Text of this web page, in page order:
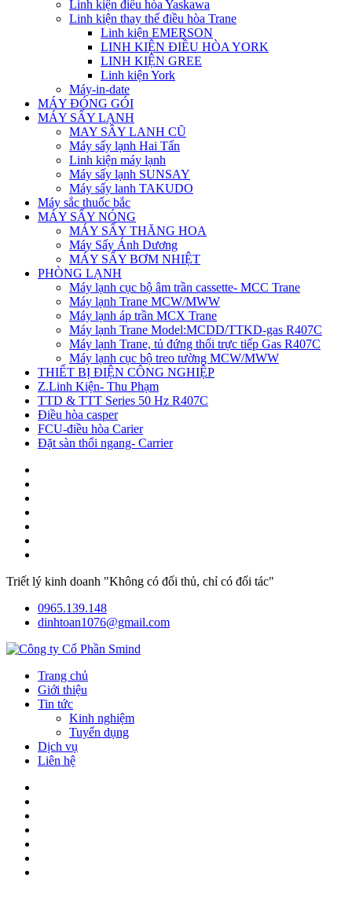
Linh kiện điều hòa Yaskawa
Linh kiện thay thế điều hòa Trane
Linh kiện EMERSON
LINH KIỆN ĐIỀU HÒA YORK
LINH KIỆN GREE
Linh kiện York
Máy-in-date
MÁY ĐÓNG GÓI
MÁY SẤY LẠNH
MAY SÂY LANH CŨ
Máy sấy lạnh Hai Tấn
Linh kiện máy lạnh
Máy sấy lạnh SUNSAY
Máy sấy lanh TAKUDO
Máy sắc thuốc bắc
MÁY SẤY NÓNG
MÁY SẤY THĂNG HOA
Máy Sấy Ánh Dương
MÁY SẤY BƠM NHIỆT
PHÒNG LẠNH
Máy lạnh cục bộ âm trần cassette- MCC Trane
Máy lạnh Trane MCW/MWW
Máy lạnh áp trần MCX Trane
Máy lạnh Trane Model:MCDD/TTKD-gas R407C
Máy lạnh Trane, tủ đứng thổi trực tiếp Gas R407C
Máy lạnh cục bộ treo tường MCW/MWW
THIẾT BỊ ĐIỆN CÔNG NGHIỆP
Z.Linh Kiện- Thu Phạm
TTD & TTT Series 50 Hz R407C
Điều hòa casper
FCU-điều hòa Carier
Đặt sàn thổi ngang- Carrier
Triết lý kinh doanh "Không có đối thủ, chỉ có đối tác"
0965.139.148
dinhtoan1076@gmail.com
Trang chủ
Giới thiệu
Tin tức
Kinh nghiệm
Tuyển dụng
Dịch vụ
Liên hệ